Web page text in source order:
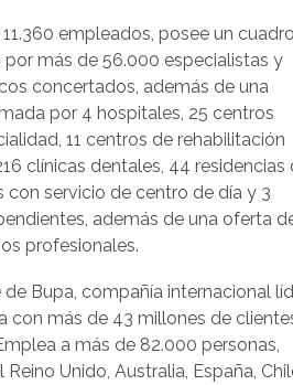
empleados, posee un
más de 56.000 especialistas y
concertados, además de una
por 4 hospitales, 25 centros
11 centros de rehabilitación
clínicas dentales, 44 residencias
con servicio de centro de día y 3
además de una oferta
profesionales.
Bupa, compañía internacional
con más de 43 millones de
a más de 82.000 personas,
Unido, Australia, España,